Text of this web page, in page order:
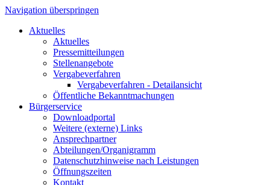
Navigation überspringen
Aktuelles
Aktuelles
Pressemitteilungen
Stellenangebote
Vergabeverfahren
Vergabeverfahren - Detailansicht
Öffentliche Bekanntmachungen
Bürgerservice
Downloadportal
Weitere (externe) Links
Ansprechpartner
Abteilungen/Organigramm
Datenschutzhinweise nach Leistungen
Öffnungszeiten
Kontakt